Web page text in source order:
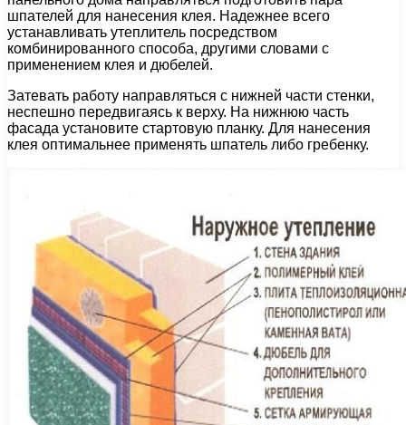
шпателей для нанесения клея. Надежнее всего
устанавливать утеплитель посредством
комбинированного способа, другими словами с
применением клея и дюбелей.
Затевать работу направляться с нижней части стенки,
неспешно передвигаясь к верху. На нижнюю часть
фасада установите стартовую планку. Для нанесения
клея оптимальнее применять шпатель либо гребенку.